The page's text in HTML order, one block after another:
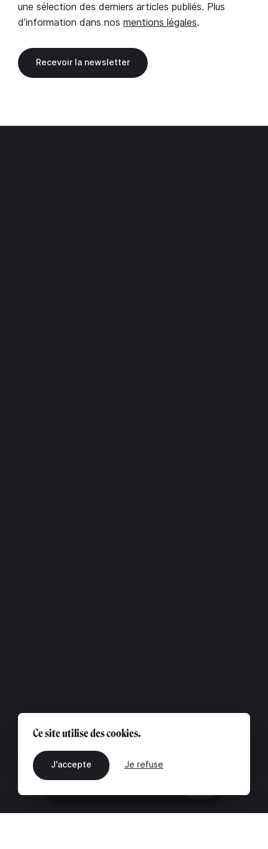
une sélection des derniers articles publiés. Plus
d’information dans nos mentions légales.
Ce site utilise des cookies.
J'accepte Je refuse